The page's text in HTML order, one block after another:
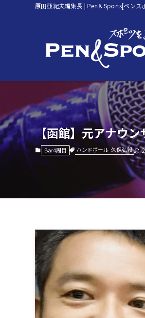
原田亜紀夫編集長 | Pen＆Sports[ペンス
【函館】元アナウ
Bar4周目 ハンドボール 久保弘毅